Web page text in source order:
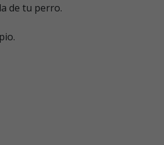
de tu perro.